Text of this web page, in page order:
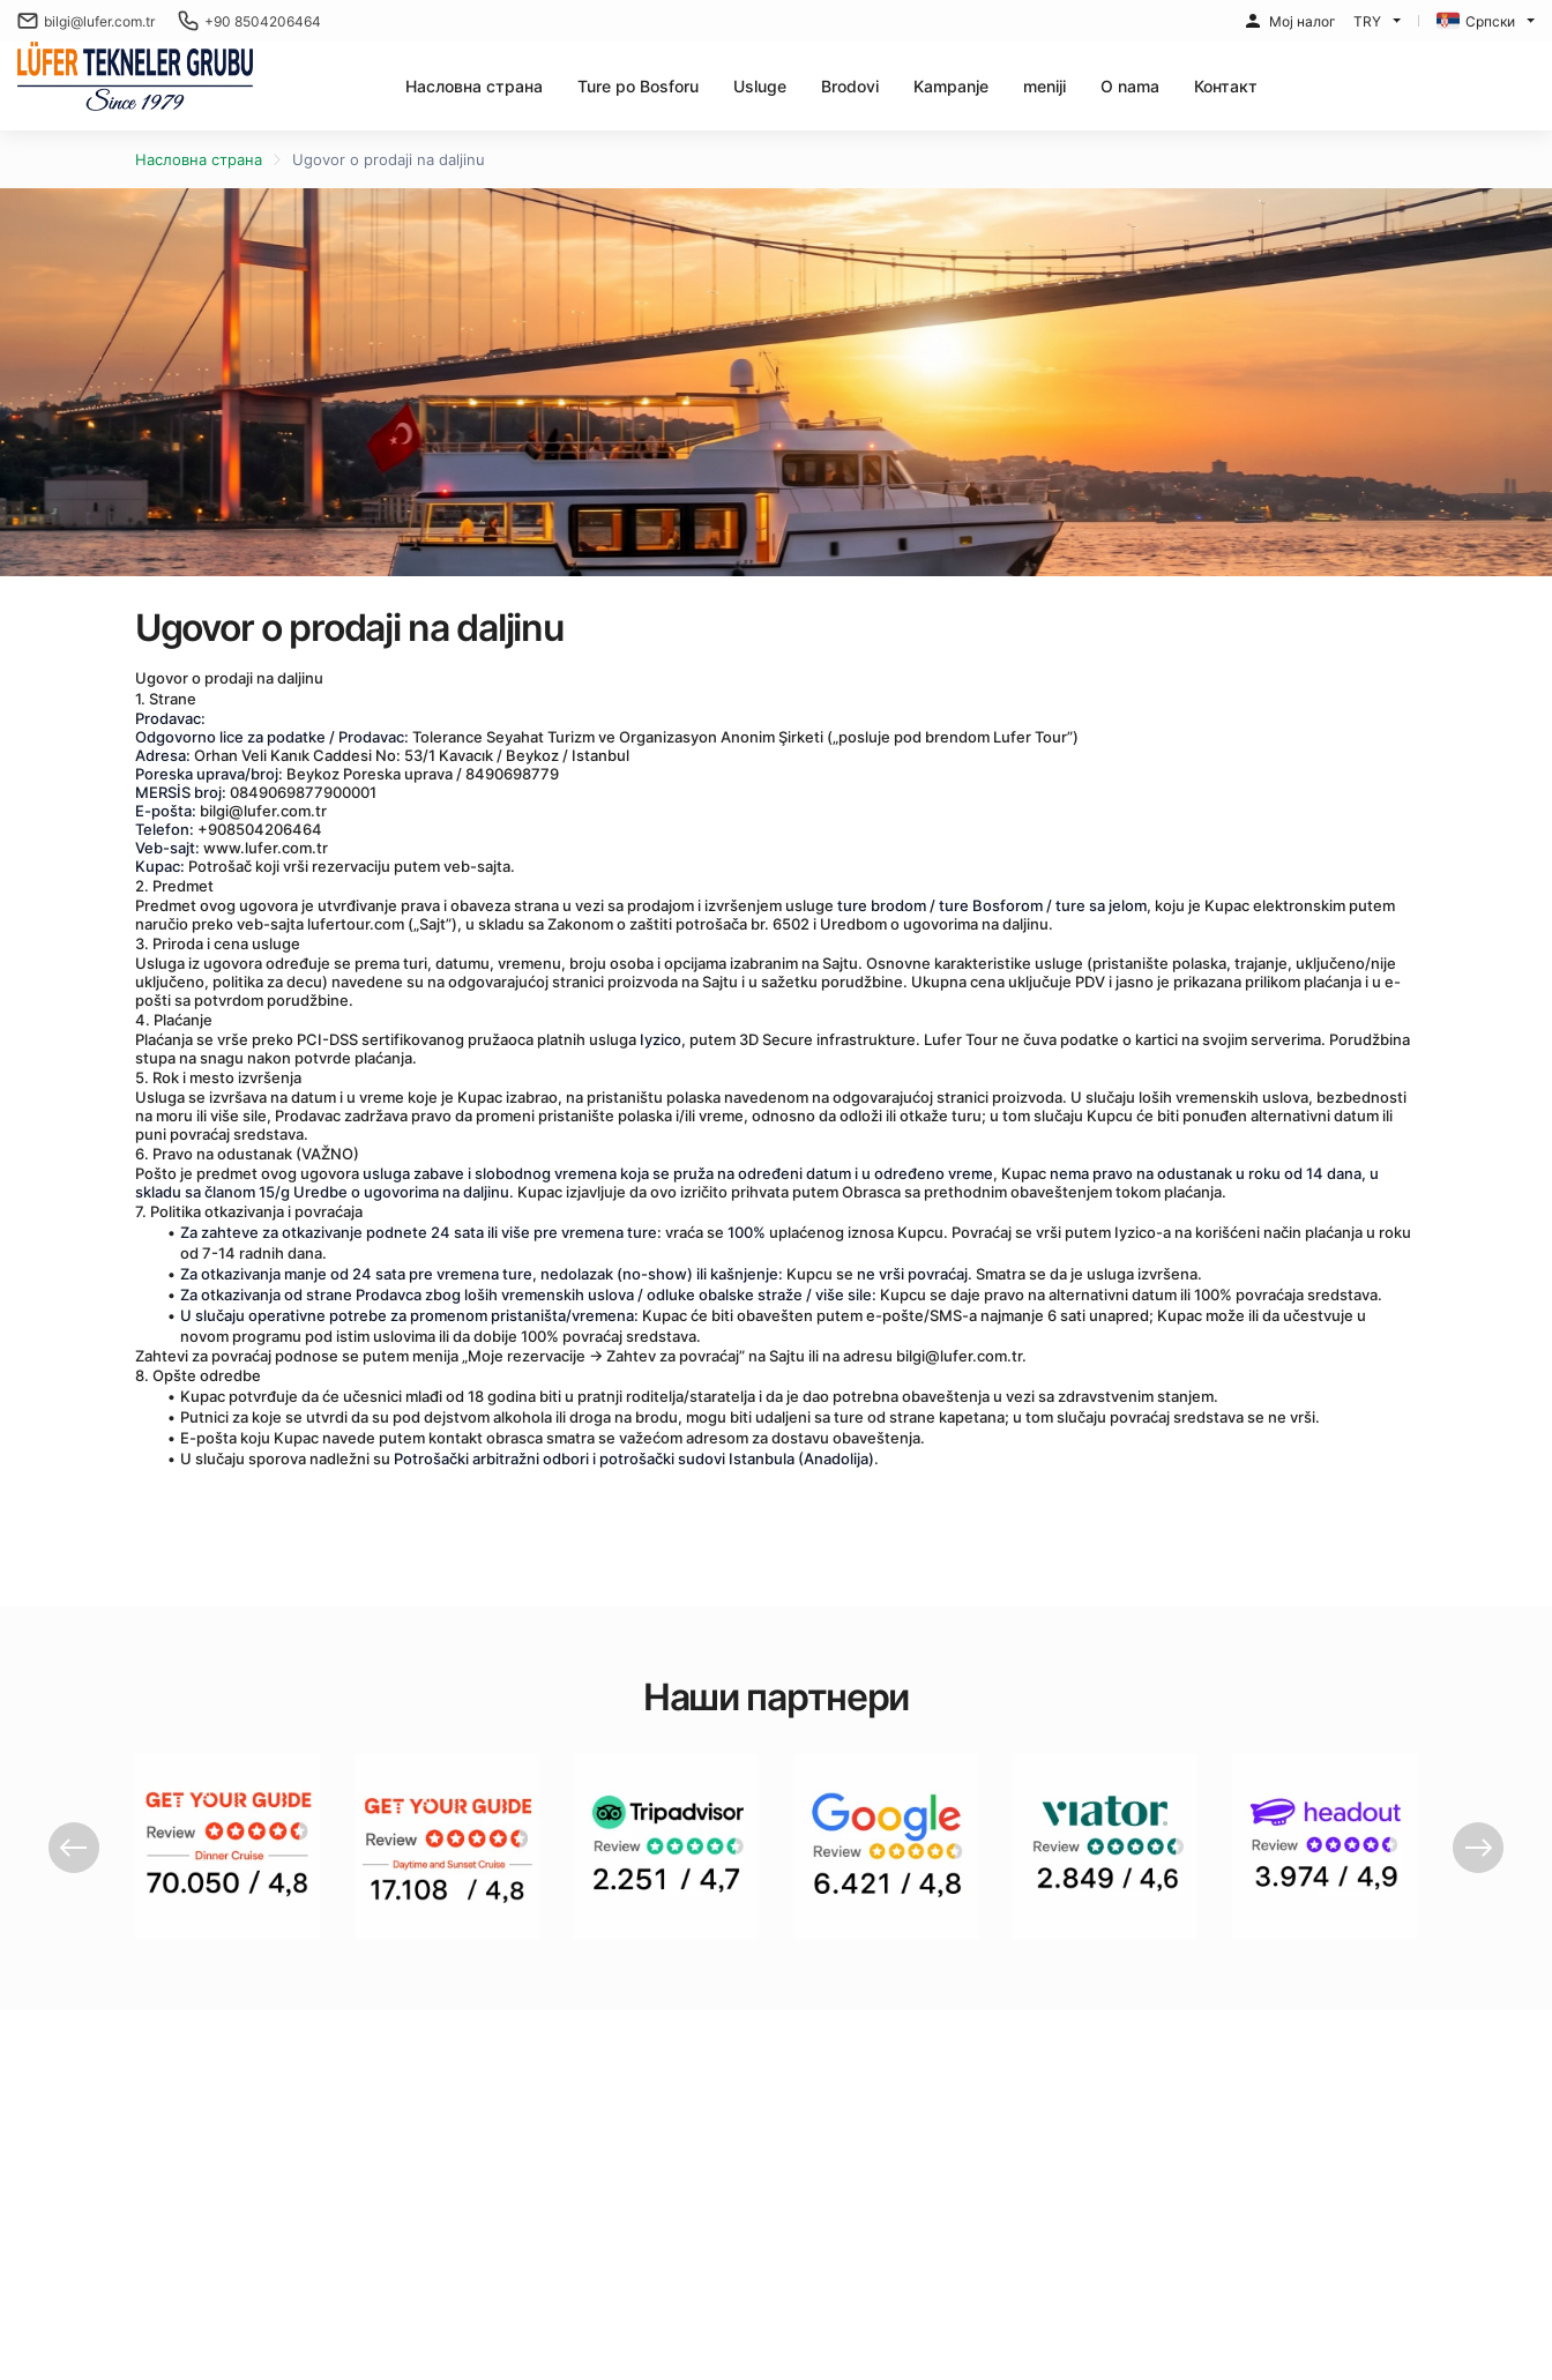
bilgi@lufer.com.tr +90 8504206464 Мој налог TRY Српски
Насловна страна Ture po Bosforu Usluge Brodovi Kampanje meniji O nama Контакт
Насловна страна Ugovor o prodaji na daljinu
Ugovor o prodaji na daljinu
Ugovor o prodaji na daljinu
1. Strane
Prodavac:
Odgovorno lice za podatke / Prodavac: Tolerance Seyahat Turizm ve Organizasyon Anonim Şirketi („posluje pod brendom Lufer Tour”)
Adresa: Orhan Veli Kanık Caddesi No: 53/1 Kavacık / Beykoz / Istanbul
Poreska uprava/broj: Beykoz Poreska uprava / 8490698779
MERSİS broj: 0849069877900001
E-pošta: bilgi@lufer.com.tr
Telefon: +908504206464
Veb-sajt: www.lufer.com.tr
Kupac: Potrošač koji vrši rezervaciju putem veb-sajta.
2. Predmet
Predmet ovog ugovora je utvrđivanje prava i obaveza strana u vezi sa prodajom i izvršenjem usluge ture brodom / ture Bosforom / ture sa jelom, koju je Kupac elektronskim putem
naručio preko veb-sajta lufertour.com („Sajt”), u skladu sa Zakonom o zaštiti potrošača br. 6502 i Uredbom o ugovorima na daljinu.
3. Priroda i cena usluge
Usluga iz ugovora određuje se prema turi, datumu, vremenu, broju osoba i opcijama izabranim na Sajtu. Osnovne karakteristike usluge (pristanište polaska, trajanje, uključeno/nije
uključeno, politika za decu) navedene su na odgovarajućoj stranici proizvoda na Sajtu i u sažetku porudžbine. Ukupna cena uključuje PDV i jasno je prikazana prilikom plaćanja i u e-
pošti sa potvrdom porudžbine.
4. Plaćanje
Plaćanja se vrše preko PCI-DSS sertifikovanog pružaoca platnih usluga Iyzico, putem 3D Secure infrastrukture. Lufer Tour ne čuva podatke o kartici na svojim serverima. Porudžbina
stupa na snagu nakon potvrde plaćanja.
5. Rok i mesto izvršenja
Usluga se izvršava na datum i u vreme koje je Kupac izabrao, na pristaništu polaska navedenom na odgovarajućoj stranici proizvoda. U slučaju loših vremenskih uslova, bezbednosti
na moru ili više sile, Prodavac zadržava pravo da promeni pristanište polaska i/ili vreme, odnosno da odloži ili otkaže turu; u tom slučaju Kupcu će biti ponuđen alternativni datum ili
puni povraćaj sredstava.
6. Pravo na odustanak (VAŽNO)
Pošto je predmet ovog ugovora usluga zabave i slobodnog vremena koja se pruža na određeni datum i u određeno vreme, Kupac nema pravo na odustanak u roku od 14 dana, u
skladu sa članom 15/g Uredbe o ugovorima na daljinu. Kupac izjavljuje da ovo izričito prihvata putem Obrasca sa prethodnim obaveštenjem tokom plaćanja.
7. Politika otkazivanja i povraćaja
Za zahteve za otkazivanje podnete 24 sata ili više pre vremena ture: vraća se 100% uplaćenog iznosa Kupcu. Povraćaj se vrši putem Iyzico-a na korišćeni način plaćanja u roku
od 7-14 radnih dana.
Za otkazivanja manje od 24 sata pre vremena ture, nedolazak (no-show) ili kašnjenje: Kupcu se ne vrši povraćaj. Smatra se da je usluga izvršena.
Za otkazivanja od strane Prodavca zbog loših vremenskih uslova / odluke obalske straže / više sile: Kupcu se daje pravo na alternativni datum ili 100% povraćaja sredstava.
U slučaju operativne potrebe za promenom pristaništa/vremena: Kupac će biti obavešten putem e-pošte/SMS-a najmanje 6 sati unapred; Kupac može ili da učestvuje u
novom programu pod istim uslovima ili da dobije 100% povraćaj sredstava.
Zahtevi za povraćaj podnose se putem menija „Moje rezervacije → Zahtev za povraćaj” na Sajtu ili na adresu bilgi@lufer.com.tr.
8. Opšte odredbe
Kupac potvrđuje da će učesnici mlađi od 18 godina biti u pratnji roditelja/staratelja i da je dao potrebna obaveštenja u vezi sa zdravstvenim stanjem.
Putnici za koje se utvrdi da su pod dejstvom alkohola ili droga na brodu, mogu biti udaljeni sa ture od strane kapetana; u tom slučaju povraćaj sredstava se ne vrši.
E-pošta koju Kupac navede putem kontakt obrasca smatra se važećom adresom za dostavu obaveštenja.
U slučaju sporova nadležni su Potrošački arbitražni odbori i potrošački sudovi Istanbula (Anadolija).
Наши партнери